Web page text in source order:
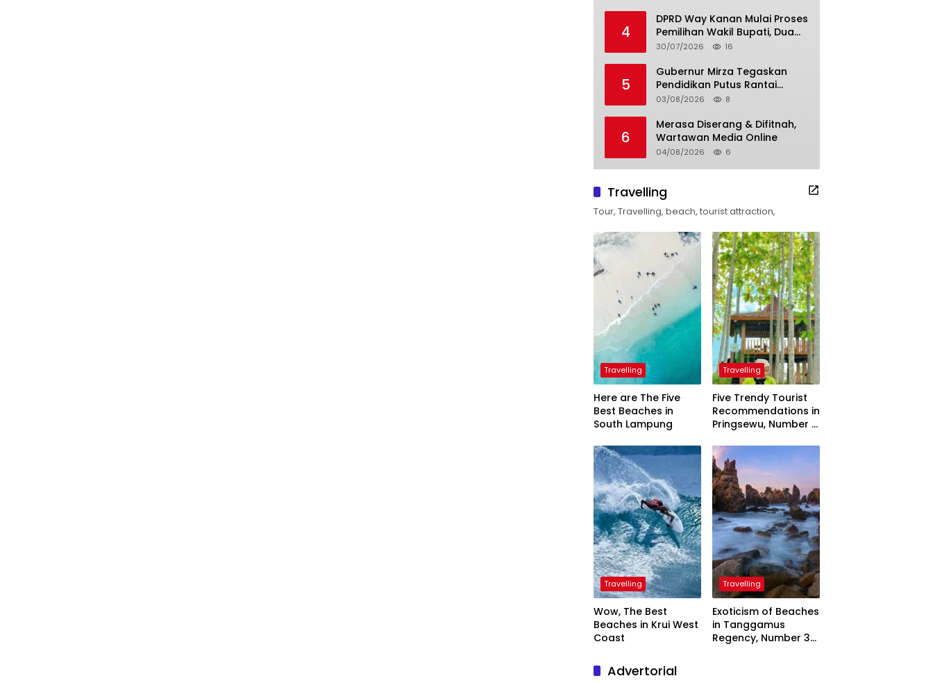
4
DPRD Way Kanan Mulai Proses
Pemilihan Wakil Bupati, Dua
Nama Resmi Bersaing
30/07/2026 16
5
Gubernur Mirza Tegaskan
Pendidikan Putus Rantai
Kemiskinan
03/08/2026 8
6
Merasa Diserang & Difitnah,
Wartawan Media Online
04/08/2026 6
Travelling
Tour, Travelling, beach, tourist attraction,
Travelling
Here are The Five
Best Beaches in
South Lampung
Travelling
Five Trendy Tourist
Recommendations in
Pringsewu, Number 3
President
Travelling
Wow, The Best
Beaches in Krui West
Coast
Travelling
Exoticism of Beaches
in Tanggamus
Regency, Number 3
Advertorial